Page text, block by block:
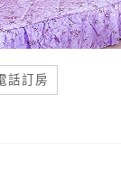
話訂房